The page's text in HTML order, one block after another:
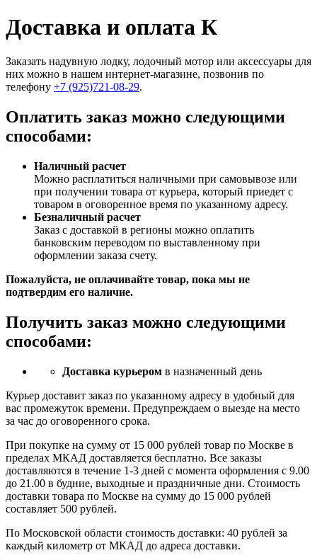
Доставка и оплата К
Заказать надувную лодку, лодочный мотор или аксессуары для
них можно в нашем интернет-магазине, позвонив по
телефону +7 (925)721-08-29.
Оплатить заказ можно следующими
способами:
Наличный расчет
Можно расплатиться наличными при самовывозе или
при получении товара от курьера, который приедет с
товаром в оговоренное время по указанному адресу.
Безналичный расчет
Заказ c доставкой в регионы можно оплатить
банковским переводом по выставленному при
оформлении заказа счету.
Пожалуйста, не оплачивайте товар, пока мы не
подтвердим его наличие.
Получить заказ можно следующими
способами:
Доставка курьером в назначенный день
Курьер доставит заказ по указанному адресу в удобный для
вас промежуток времени. Предупреждаем о выезде на место
за час до оговоренного срока.
При покупке на сумму от 15 000 рублей товар по Москве в
пределах МКАД доставляется бесплатно. Все заказы
доставляются в течение 1-3 дней с момента оформления с 9.00
до 21.00 в будние, выходные и праздничные дни. Стоимость
доставки товара по Москве на сумму до 15 000 рублей
составляет 500 рублей.
По Московской области стоимость доставки: 40 рублей за
каждый километр от МКАД до адреса доставки.